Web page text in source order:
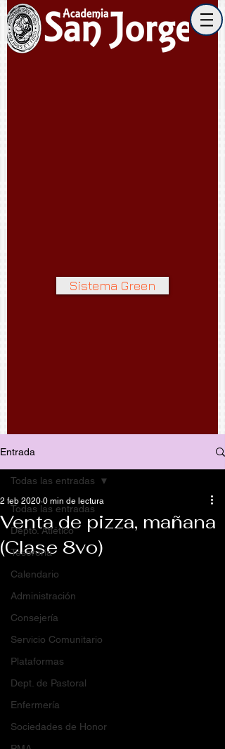
Sistema Green
Entrada
Todas las entradas
Depto. Atlético
Tesorería
Calendario
Administración
Consejería
Servicio Comunitario
Plataformas
Dept. de Pastoral
Enfermería
Sociedades de Honor
Todas las entradas
Venta de pizza, mañana
(Clase 8vo)
2 feb 2020 0 min de lectura